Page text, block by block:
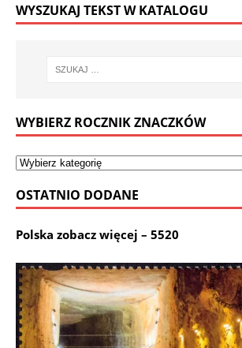
WYSZUKAJ TEKST W KATALOGU
WYBIERZ ROCZNIK ZNACZKÓW
OSTATNIO DODANE
Polska zobacz więcej – 5520